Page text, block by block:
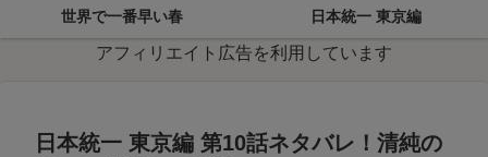
世界で一番早い春 日本統一 東京編
アフィリエイト広告を利用しています
日本統一 東京編 第10話ネタバレ！清純の